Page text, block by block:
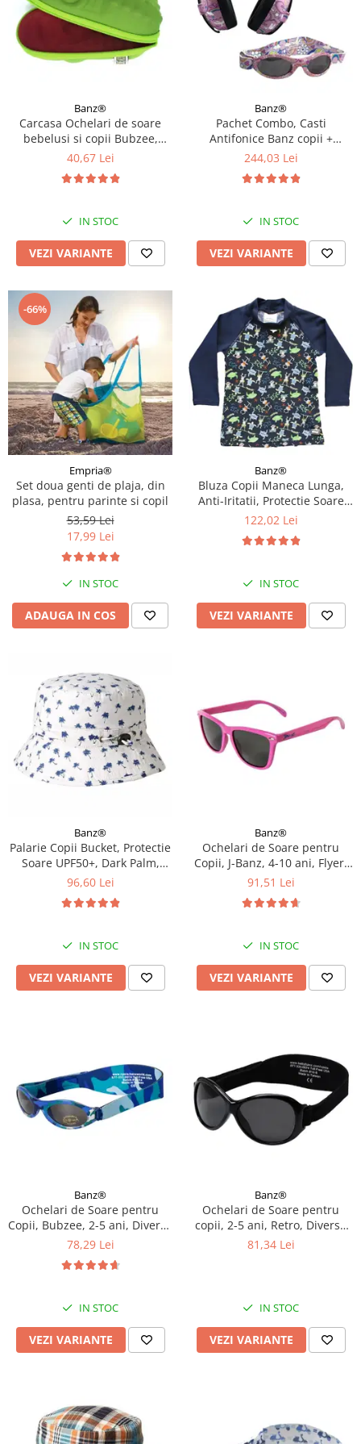
Banz®
Carcasa Ochelari de soare
bebelusi si copii Bubzee,
Diverse culori
40,67 Lei
IN STOC
VEZI VARIANTE
Banz®
Pachet Combo, Casti
Antifonice Banz copii +
Ochelari de Soare Protectie
modele
244,03 Lei
IN STOC
VEZI VARIANTE
-66%
Empria®
Set doua genti de plaja, din
plasa, pentru parinte si copil
53,59 Lei
17,99 Lei
IN STOC
ADAUGA IN COS
Banz®
Bluza Copii Maneca Lunga,
Anti-Iritatii, Protectie Soare
UPF50+, Jungle Mix, Diverse
122,02 Lei
IN STOC
VEZI VARIANTE
Banz®
Palarie Copii Bucket, Protectie
Soare UPF50+, Dark Palm,
Diverse marimi
96,60 Lei
IN STOC
VEZI VARIANTE
Banz®
Ochelari de Soare pentru
Copii, J-Banz, 4-10 ani, Flyer,
Roz
91,51 Lei
IN STOC
VEZI VARIANTE
Banz®
Ochelari de Soare pentru
Copii, Bubzee, 2-5 ani, Diverse
culori
78,29 Lei
IN STOC
VEZI VARIANTE
Banz®
Ochelari de Soare pentru
copii, 2-5 ani, Retro, Diverse
culori
81,34 Lei
IN STOC
VEZI VARIANTE